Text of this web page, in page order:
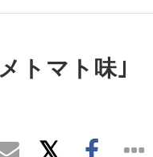
トマト味｣